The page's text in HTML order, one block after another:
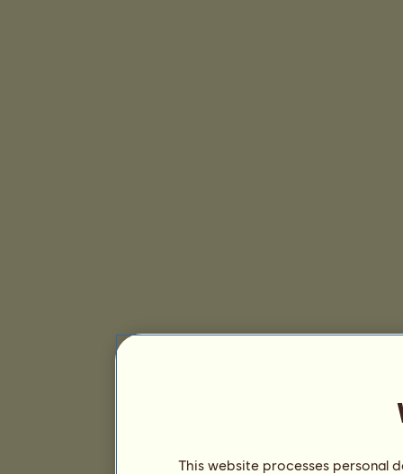
This website processes personal